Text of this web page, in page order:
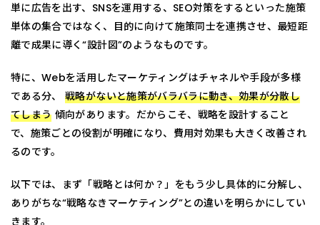
単に広告を出す、SNSを運用する、SEO対策をする――といった施策
単体の集合ではなく、目的に向けて施策同士を連携させ、最短距
離で成果に導く“設計図”のようなものです。
特に、Webを活用したマーケティングはチャネルや手段が多様
である分、戦略がないと施策がバラバラに動き、効果が分散し
てしまう 傾向があります。だからこそ、戦略を設計すること
で、施策ごとの役割が明確になり、費用対効果も大きく改善され
るのです。
以下では、まず「戦略とは何か？」をもう少し具体的に分解し、
ありがちな“戦略なきマーケティング”との違いを明らかにしてい
きます。